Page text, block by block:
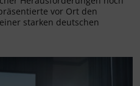
vor Ort den
starken deutschen